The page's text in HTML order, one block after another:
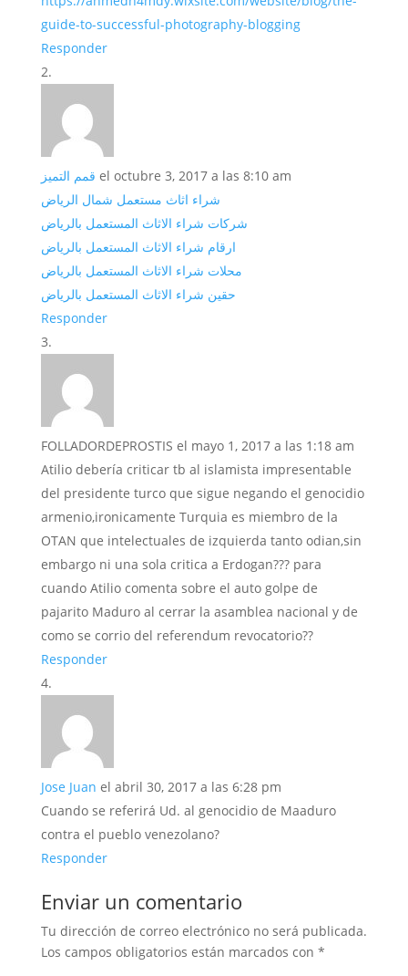
guide-to-successful-photography-blogging
Responder
قمم التميز el octubre 3, 2017 a las 8:10 am
شراء اثاث مستعمل شمال الرياض
شركات شراء الاثاث المستعمل بالرياض
ارقام شراء الاثاث المستعمل بالرياض
محلات شراء الاثاث المستعمل بالرياض
حقين شراء الاثاث المستعمل بالرياض
Responder
FOLLADORDEPROSTIS el mayo 1, 2017 a las 1:18 am
Atilio debería criticar tb al islamista impresentable
del presidente turco que sigue negando el genocidio
armenio,ironicamente Turquia es miembro de la
OTAN que intelectuales de izquierda tanto odian,sin
embargo ni una sola critica a Erdogan??? para
cuando Atilio comenta sobre el auto golpe de
pajarito Maduro al cerrar la asamblea nacional y de
como se corrio del referendum revocatorio??
Responder
Jose Juan el abril 30, 2017 a las 6:28 pm
Cuando se referirá Ud. al genocidio de Maaduro
contra el pueblo venezolano?
Responder
Enviar un comentario
Tu dirección de correo electrónico no será publicada.
Los campos obligatorios están marcados con *